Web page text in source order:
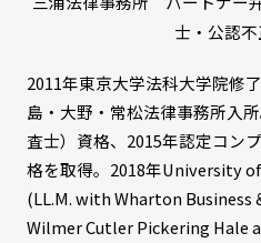
士・公認
2011年東京大学法科大学院修
島・大野・常松法律事務所入
査士）資格、2015年認定コン
格を取得。2018年University
(LL.M. with Wharton Business
Wilmer Cutler Pickering Hale